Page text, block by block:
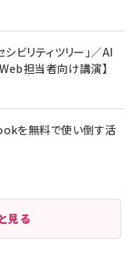
ビリティツリー」／AI
担当者向け講演】
を無料で使い倒す活
見る